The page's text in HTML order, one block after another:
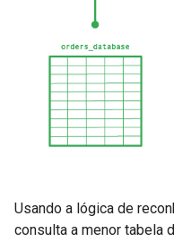
Usando a lógica de
consulta a menor tabela